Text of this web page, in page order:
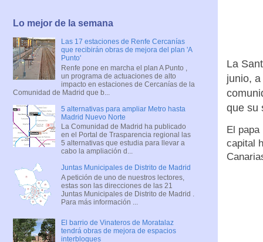
La
junio,
que su
El papa
capital
Lo mejor de la semana
Las 17 estaciones de Renfe Cercanías
que recibirán obras de mejora del plan 'A
Punto'
Renfe pone en marcha el plan A Punto ,
un programa de actuaciones de alto
impacto en estaciones de Cercanías de la
Comunidad de Madrid que b...
5 alternativas para ampliar Metro hasta
Madrid Nuevo Norte
La Comunidad de Madrid ha publicado
en el Portal de Trasparencia regional las
5 alternativas que estudia para llevar a
cabo la ampliación d...
Juntas Municipales de Distrito de Madrid
A petición de uno de nuestros lectores,
estas son las direcciones de las 21
Juntas Municipales de Distrito de Madrid .
Para más información ...
El barrio de Vinateros de Moratalaz
tendrá obras de mejora de espacios
interbloques